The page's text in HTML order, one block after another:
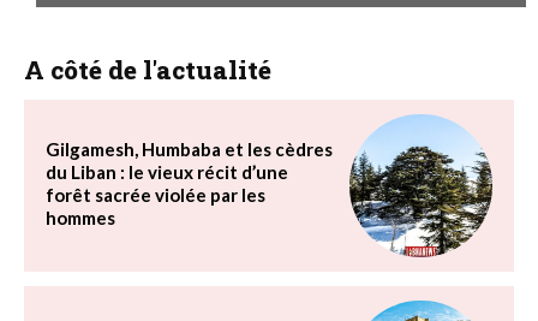
A côté de l'actualité
Gilgamesh, Humbaba et les cèdres
du Liban : le vieux récit d’une
forêt sacrée violée par les
hommes